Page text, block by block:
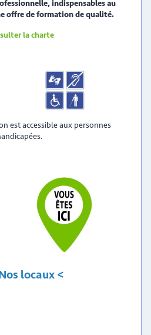
indispensables au
offre de formation de qualité.
la charte
est accessible aux personnes
locaux <